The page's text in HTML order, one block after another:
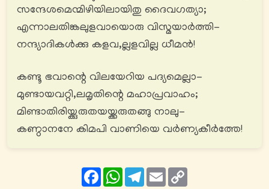
സന്ദേശമെന്മിഴിയിലായിതു ദൈവഗത്യാ;
എന്നാലതിങ്കലുളവായൊരു വിസ്മയാര്‍ത്തി-
നന്ദ്യാദികൾക്കു കളവ,ല്ലളവില്ല ധീമൻ!
കണ്ടൂ ഭവാന്റെ വിലയേറിയ പദ്യമെല്ലാ-
മുണ്ടായവറ്റി,ലമൃതിന്റെ മഹാപ്രവാഹം;
മിണ്ടാതിരിയ്ക്കുരുതയയ്ക്കരുതങ്ങു നാലു-
കണ്ഠാനനേ കിമപി വാണിയെ വര്‍ണ്യകീര്‍ത്തേ!
FacebookWhatsAppTelegram
Email